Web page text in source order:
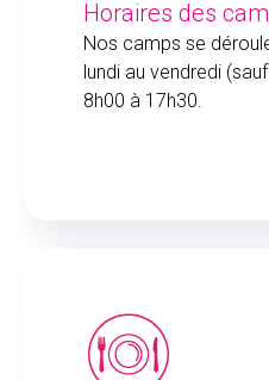
Horaires des
Nos camps se
lundi au vendredi
8h00 à 17h30.